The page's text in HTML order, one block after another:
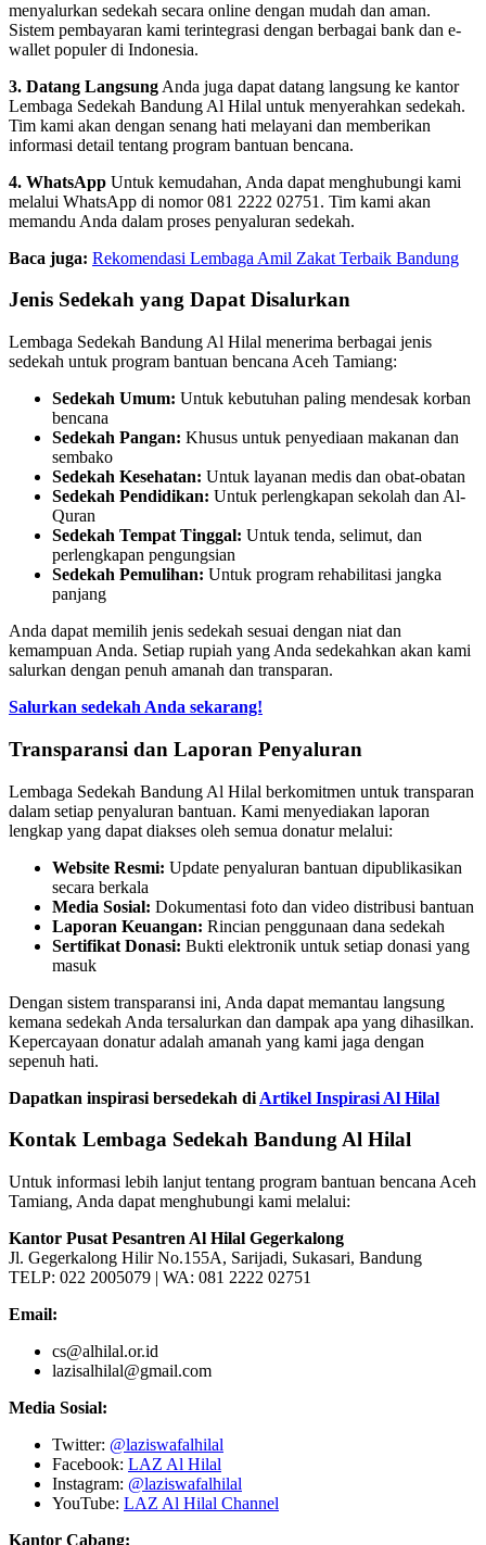
menyalurkan sedekah secara online dengan mudah dan aman.
Sistem pembayaran kami terintegrasi dengan berbagai bank dan e-
wallet populer di Indonesia.
3. Datang Langsung Anda juga dapat datang langsung ke kantor
Lembaga Sedekah Bandung Al Hilal untuk menyerahkan sedekah.
Tim kami akan dengan senang hati melayani dan memberikan
informasi detail tentang program bantuan bencana.
4. WhatsApp Untuk kemudahan, Anda dapat menghubungi kami
melalui WhatsApp di nomor 081 2222 02751. Tim kami akan
memandu Anda dalam proses penyaluran sedekah.
Baca juga: Rekomendasi Lembaga Amil Zakat Terbaik Bandung
Jenis Sedekah yang Dapat Disalurkan
Lembaga Sedekah Bandung Al Hilal menerima berbagai jenis
sedekah untuk program bantuan bencana Aceh Tamiang:
Sedekah Umum: Untuk kebutuhan paling mendesak korban
bencana
Sedekah Pangan: Khusus untuk penyediaan makanan dan
sembako
Sedekah Kesehatan: Untuk layanan medis dan obat-obatan
Sedekah Pendidikan: Untuk perlengkapan sekolah dan Al-
Quran
Sedekah Tempat Tinggal: Untuk tenda, selimut, dan
perlengkapan pengungsian
Sedekah Pemulihan: Untuk program rehabilitasi jangka
panjang
Anda dapat memilih jenis sedekah sesuai dengan niat dan
kemampuan Anda. Setiap rupiah yang Anda sedekahkan akan kami
salurkan dengan penuh amanah dan transparan.
Salurkan sedekah Anda sekarang!
Transparansi dan Laporan Penyaluran
Lembaga Sedekah Bandung Al Hilal berkomitmen untuk transparan
dalam setiap penyaluran bantuan. Kami menyediakan laporan
lengkap yang dapat diakses oleh semua donatur melalui:
Website Resmi: Update penyaluran bantuan dipublikasikan
secara berkala
Media Sosial: Dokumentasi foto dan video distribusi bantuan
Laporan Keuangan: Rincian penggunaan dana sedekah
Sertifikat Donasi: Bukti elektronik untuk setiap donasi yang
masuk
Dengan sistem transparansi ini, Anda dapat memantau langsung
kemana sedekah Anda tersalurkan dan dampak apa yang dihasilkan.
Kepercayaan donatur adalah amanah yang kami jaga dengan
sepenuh hati.
Dapatkan inspirasi bersedekah di Artikel Inspirasi Al Hilal
Kontak Lembaga Sedekah Bandung Al Hilal
Untuk informasi lebih lanjut tentang program bantuan bencana Aceh
Tamiang, Anda dapat menghubungi kami melalui:
Kantor Pusat Pesantren Al Hilal Gegerkalong
Jl. Gegerkalong Hilir No.155A, Sarijadi, Sukasari, Bandung
TELP: 022 2005079 | WA: 081 2222 02751
Email:
cs@alhilal.or.id
lazisalhilal@gmail.com
Media Sosial:
Twitter: @laziswafalhilal
Facebook: LAZ Al Hilal
Instagram: @laziswafalhilal
YouTube: LAZ Al Hilal Channel
Kantor Cabang: